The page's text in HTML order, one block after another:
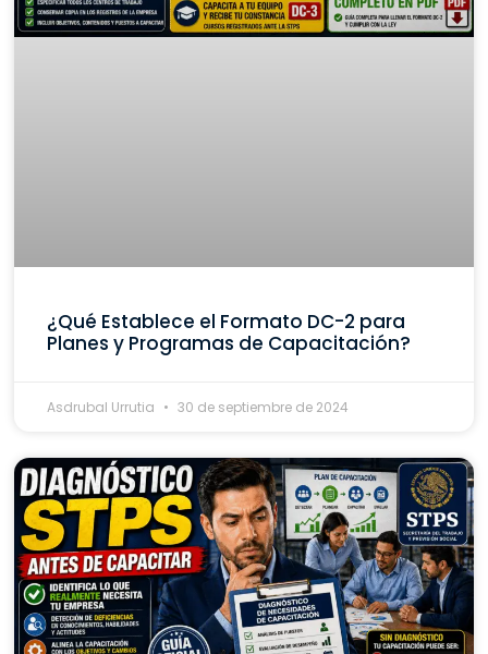
¿Qué Establece el Formato DC-2 para
Planes y Programas de Capacitación?
Asdrubal Urrutia 30 de septiembre de 2024